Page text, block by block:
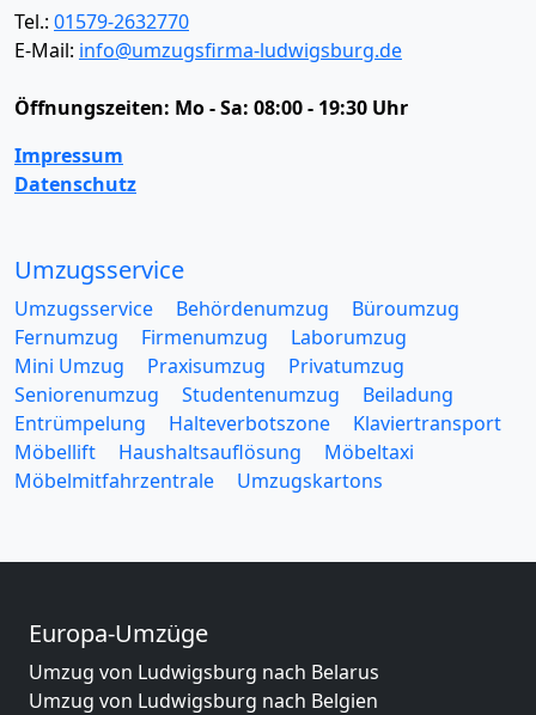
Tel.: 01579-2632770
E-Mail: info@umzugsfirma-ludwigsburg.de
Öffnungszeiten: Mo - Sa: 08:00 - 19:30 Uhr
Impressum
Datenschutz
Umzugsservice
Umzugsservice Behördenumzug
Büroumzug
Fernumzug
Firmenumzug
Laborumzug
Mini Umzug
Praxisumzug
Privatumzug
Seniorenumzug
Studentenumzug
Beiladung
Entrümpelung
Halteverbotszone
Klaviertransport
Möbellift
Haushaltsauflösung
Möbeltaxi
Möbelmitfahrzentrale
Umzugskartons
Europa-Umzüge
Umzug von Ludwigsburg nach Belarus
Umzug von Ludwigsburg nach Belgien